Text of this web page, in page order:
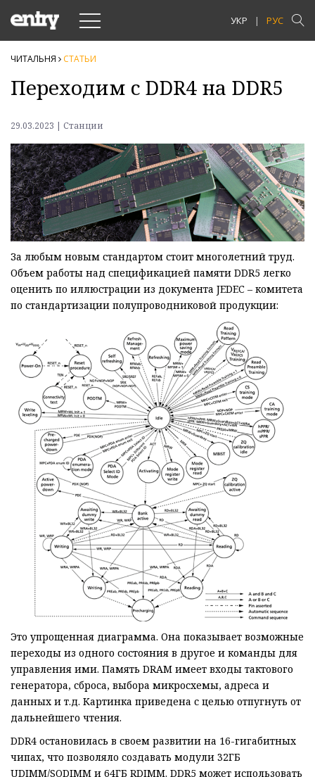
Toggle
navigation УКР РУС
ЧИТАЛЬНЯ СТАТЬИ
Переходим с DDR4 на DDR5
29.03.2023 | Станции
За любым новым стандартом стоит многолетний труд.
Объем работы над спецификацией памяти DDR5 легко
оценить по иллюстрации из документа JEDEC – комитета
по стандартизации полупроводниковой продукции:
Это упрощенная диаграмма. Она показывает возможные
переходы из одного состояния в другое и команды для
управления ими. Память DRAM имеет входы тактового
генератора, сброса, выбора микросхемы, адреса и
данных и т.д. Картинка приведена с целью отпугнуть от
дальнейшего чтения.
DDR4 остановилась в своем развитии на 16-гигабитных
чипах, что позволяло создавать модули 32ГБ
UDIMM/SODIMM и 64ГБ RDIMM. DDR5 может использовать